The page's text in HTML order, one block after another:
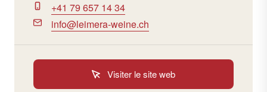
+41 79 657 14 34
info@leimera-weine.ch
Visiter le site web